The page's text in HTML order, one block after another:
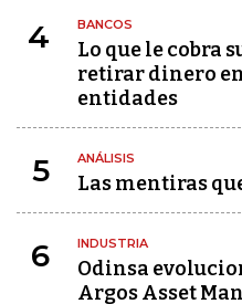
4 BANCOS
Lo que le cobra
retirar dinero
entidades
5 ANÁLISIS
Las mentiras
6 INDUSTRIA
Odinsa
Argos Asset